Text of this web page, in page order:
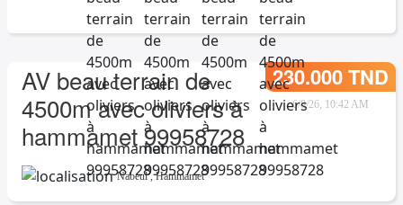
AV beau terrain de
4500m avec oliviers à
hammamet 99958728
230.000 TND
6/8/26, 10:42 AM
Nabeul,Hammamet